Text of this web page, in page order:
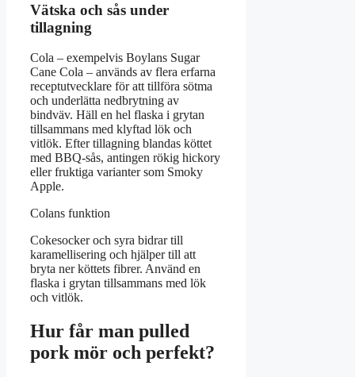
Vätska och sås under
tillagning
Cola – exempelvis Boylans Sugar
Cane Cola – används av flera erfarna
receptutvecklare för att tillföra sötma
och underlätta nedbrytning av
bindväv. Häll en hel flaska i grytan
tillsammans med klyftad lök och
vitlök. Efter tillagning blandas köttet
med BBQ-sås, antingen rökig hickory
eller fruktiga varianter som Smoky
Apple.
Colans funktion
Cokesocker och syra bidrar till
karamellisering och hjälper till att
bryta ner köttets fibrer. Använd en
flaska i grytan tillsammans med lök
och vitlök.
Hur får man pulled
pork mör och perfekt?